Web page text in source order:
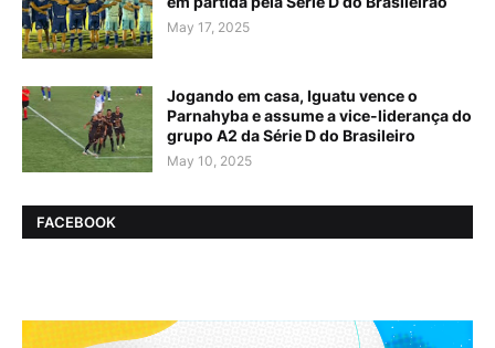
May 17, 2025
Jogando em casa, Iguatu vence o
Parnahyba e assume a vice-liderança do
grupo A2 da Série D do Brasileiro
May 10, 2025
FACEBOOK